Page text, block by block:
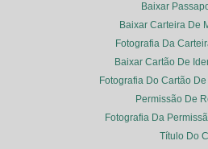
Baixar
Baixar Carteira De
Fotografia Da
Baixar Cartão De
Fotografia Do Cartão
Permissão De
Fotografia Da
Título Do